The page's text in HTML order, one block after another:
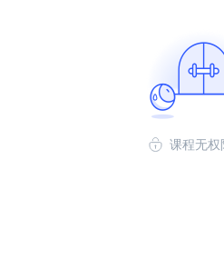
课程无权